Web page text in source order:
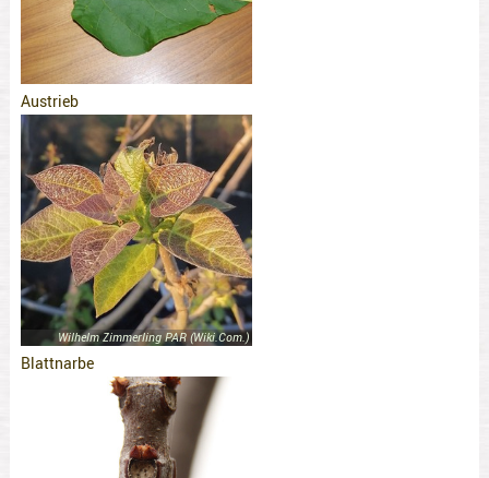
Austrieb
Wilhelm Zimmerling PAR (Wiki.Com.)
Blattnarbe